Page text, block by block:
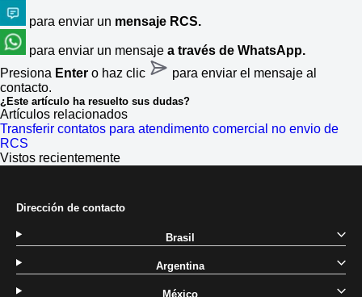
para enviar un mensaje RCS.
para enviar un mensaje a través de WhatsApp.
Presiona Enter o haz clic
para enviar el mensaje al
contacto.
¿Este artículo ha resuelto sus dudas?
Artículos relacionados
Transferir contatos para atendimento comercial no envio de
RCS
Vistos recientemente
Dirección de contacto
Brasil
Argentina
México